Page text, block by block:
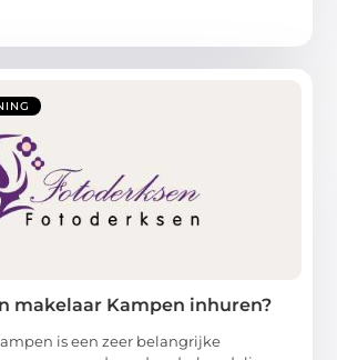
makelaar Kampen inhuren?
is een zeer belangrijke